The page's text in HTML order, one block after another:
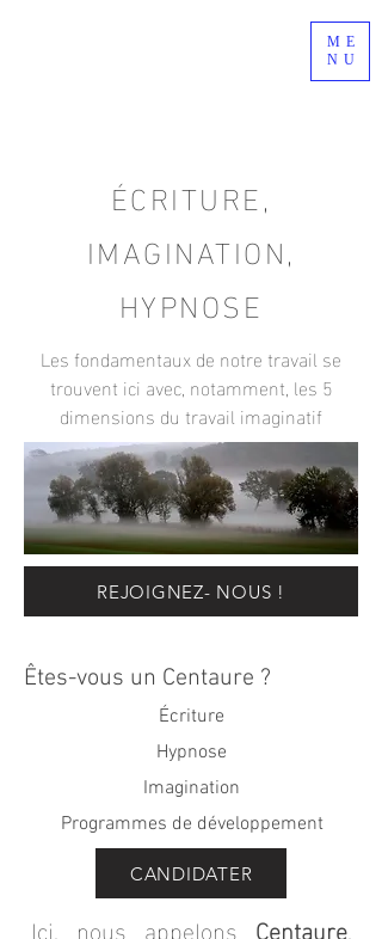
ME
NU
École d'écriture et de créativité
ÉCRITURE,
IMAGINATION,
HYPNOSE
Les fondamentaux de notre travail se
trouvent ici avec, notamment, les 5
dimensions du travail imaginatif
REJOIGNEZ- NOUS !
Êtes-vous un Centaure ?
Écriture
Hypnose
Imagination
Programmes de développement
CANDIDATER
Ici, nous appelons Centaure,